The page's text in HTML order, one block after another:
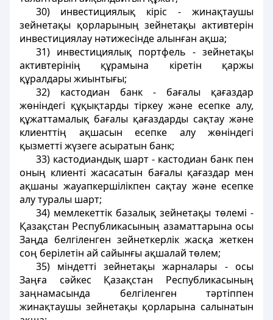
30) инвестициялық кiрiс - жинақтаушы
зейнетақы қорларының зейнетақы активтерiн
инвестициялау нәтижесiнде алынған ақша;
31) инвестициялық портфель - зейнетақы
активтерiнiң құрамына кiретiн қаржы
құралдары жиынтығы;
32) кастодиан банк - бағалы қағаздар
жөнiндегi құқықтарды тiркеу және есепке алу,
құжаттамалық бағалы қағаздарды сақтау және
клиенттiң ақшасын есепке алу жөнiндегi
қызметтi жүзеге асыратын банк;
33) кастодиандық шарт - кастодиан банк пен
оның клиентi жасасатын бағалы қағаздар мен
ақшаны жауапкершiлiкпен сақтау және есепке
алу туралы шарт;
34) мемлекеттiк базалық зейнетақы төлемi -
Қазақстан Республикасының азаматтарына осы
Заңда белгiленген зейнеткерлiк жасқа жеткен
соң берiлетiн ай сайынғы ақшалай төлем;
35) мiндеттi зейнетақы жарналары - осы
Заңға сәйкес Қазақстан Республикасының
заңнамасында белгiленген тәртiппен
жинақтаушы зейнетақы қорларына салынатын